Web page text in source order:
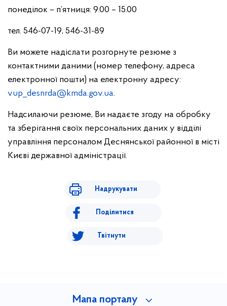
понеділок – п’ятниця: 9.00 – 15.00
тел. 546-07-19, 546-31-89
Ви можете надіслати розгорнуте резюме з
контактними даними (номер телефону, адреса
електронної пошти) на електронну адресу:
vup_desnrda@kmda.gov.ua.
Надсилаючи резюме, Ви надаєте згоду на обробку
та зберігання своїх персональних даних у відділі
управління персоналом Деснянської районної в місті
Києві державної адміністрації.
Надрукувати
Поділитися
Твітнути
Мапа порталу